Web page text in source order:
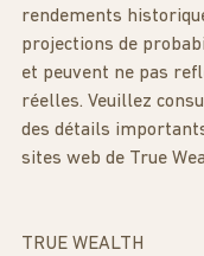
rendements
projections de
et peuvent ne pas
réelles. Veuillez
des détails
sites web de True
TRUE WEALTH